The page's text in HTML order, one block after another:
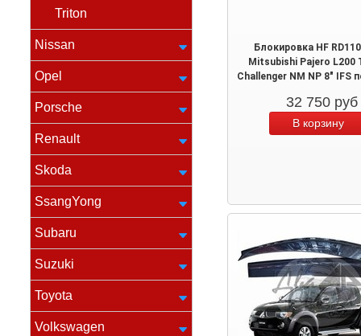
Triton
Nissan
Opel
Porsche
Renault
Skoda
SsangYong
Subaru
Suzuki
Toyota
Volkswagen
Блокировка HF
Mitsubishi Pajero L200
Challenger NM NP 8" IFS
32 750 руб